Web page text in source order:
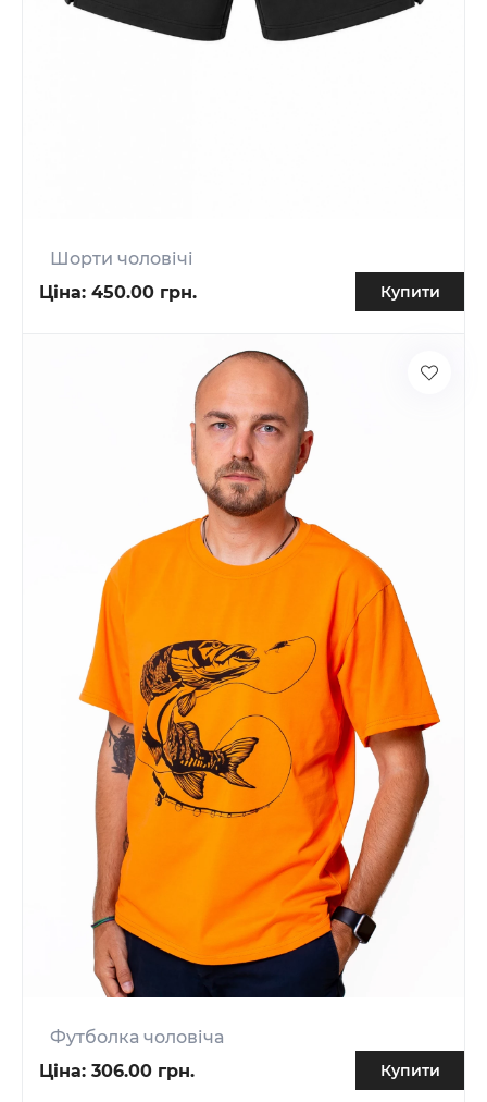
Шорти чоловічі
Ціна: 450.00 грн. Купити
Футболка чоловіча
Ціна: 306.00 грн. Купити